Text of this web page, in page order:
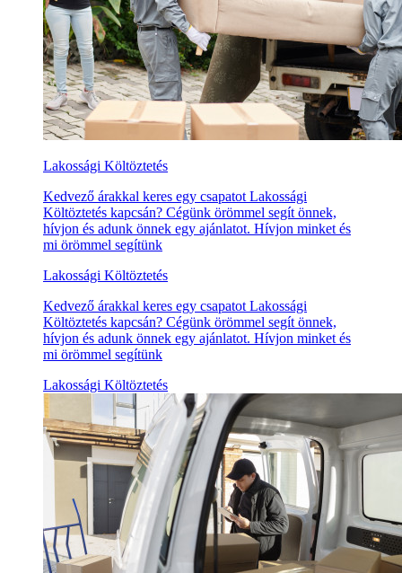
Lakossági Költöztetés
Kedvező árakkal keres egy csapatot Lakossági
Költöztetés kapcsán? Cégünk örömmel segít önnek,
hívjon és adunk önnek egy ajánlatot. Hívjon minket és
mi örömmel segítünk
Lakossági Költöztetés
Kedvező árakkal keres egy csapatot Lakossági
Költöztetés kapcsán? Cégünk örömmel segít önnek,
hívjon és adunk önnek egy ajánlatot. Hívjon minket és
mi örömmel segítünk
Lakossági Költöztetés